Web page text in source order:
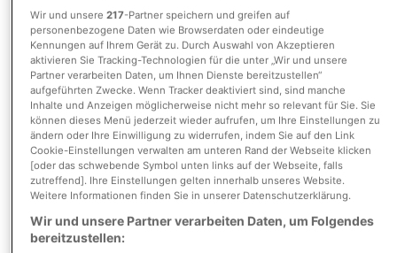
Umkreis
Wohnfläche
Zimmer
Wir und unsere 217-Partner speichern und greifen auf
personenbezogene Daten wie Browserdaten oder eindeutige
Kennungen auf Ihrem Gerät zu. Durch Auswahl von Akzeptieren
aktivieren Sie Tracking-Technologien für die unter „Wir und unsere
Partner verarbeiten Daten, um Ihnen Dienste bereitzustellen“
aufgeführten Zwecke. Wenn Tracker deaktiviert sind, sind manche
Inhalte und Anzeigen möglicherweise nicht mehr so relevant für Sie. Sie
können dieses Menü jederzeit wieder aufrufen, um Ihre Einstellungen zu
ändern oder Ihre Einwilligung zu widerrufen, indem Sie auf den Link
Cookie-Einstellungen verwalten am unteren Rand der Webseite klicken
[oder das schwebende Symbol unten links auf der Webseite, falls
zutreffend]. Ihre Einstellungen gelten innerhalb unseres Website.
Weitere Informationen finden Sie in unserer Datenschutzerklärung.
Wir und unsere Partner verarbeiten Daten, um Folgendes
bereitzustellen: